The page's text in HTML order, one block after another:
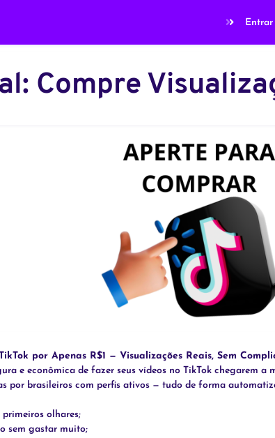
Compre
por Apenas R$1 — Visualizações Reais, Sem
e econômica de fazer seus vídeos no TikTok chegarem a
por brasileiros com perfis ativos — tudo de forma
olhares;
sem gastar muito;